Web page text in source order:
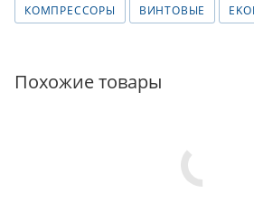
КОМПРЕССОРЫ ВИНТОВЫЕ
Похожие товары